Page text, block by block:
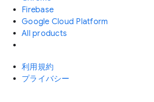
Firebase
Google Cloud Platform
All products
利用規約
プライバシー